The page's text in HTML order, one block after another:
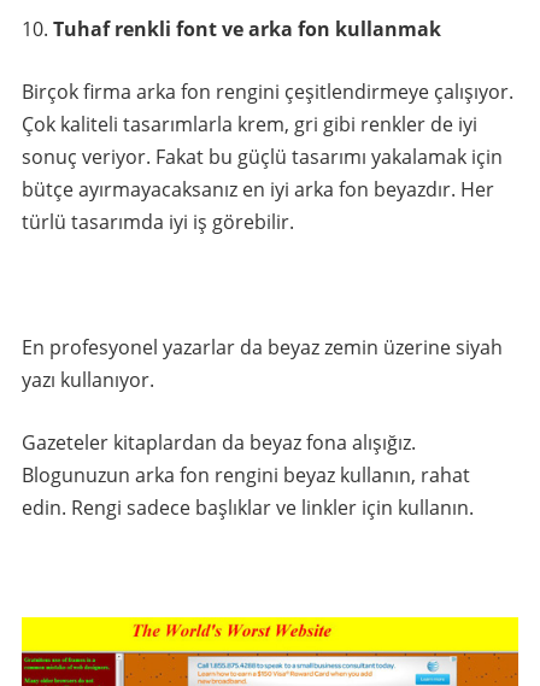
Tuhaf renkli font ve arka fon kullanmak
Birçok firma arka fon rengini çeşitlendirmeye çalışıyor.
Çok kaliteli tasarımlarla krem, gri gibi renkler de iyi
sonuç veriyor. Fakat bu güçlü tasarımı yakalamak için
bütçe ayırmayacaksanız en iyi arka fon beyazdır. Her
türlü tasarımda iyi iş görebilir.
En profesyonel yazarlar da beyaz zemin üzerine siyah
yazı kullanıyor.
Gazeteler kitaplardan da beyaz fona alışığız.
Blogunuzun arka fon rengini beyaz kullanın, rahat
edin. Rengi sadece başlıklar ve linkler için kullanın.